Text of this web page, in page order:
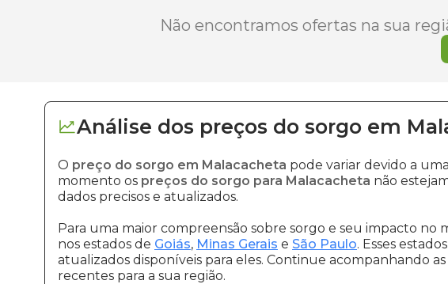
Não encontramos ofertas na sua
Análise dos preços do sorgo em
O preço do sorgo em Malacacheta pode variar devido a
momento os preços do sorgo para Malacacheta não
dados precisos e atualizados.
Para uma maior compreensão sobre sorgo e seu impacto
nos estados de Goiás, Minas Gerais e São Paulo. Esses
atualizados disponíveis para eles. Continue acompanhando
recentes para a sua região.